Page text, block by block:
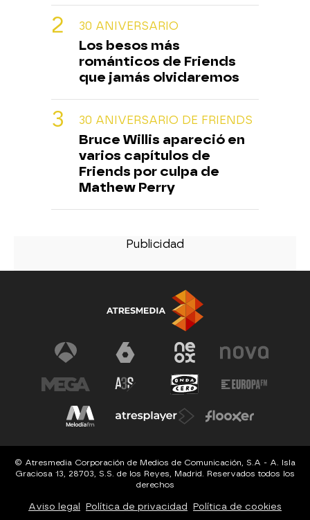
30 ANIVERSARIO
Los besos más
románticos de Friends
que jamás olvidaremos
30 ANIVERSARIO DE FRIENDS
Bruce Willis apareció en
varios capítulos de
Friends por culpa de
Mathew Perry
© Atresmedia Corporación de Medios de Comunicación, S.A - A. Isla
Graciosa 13, 28703, S.S. de los Reyes, Madrid. Reservados todos los
derechos
Aviso legal Política de privacidad Política de cookies